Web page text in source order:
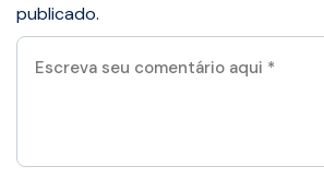
publicado.
Escreva
seu